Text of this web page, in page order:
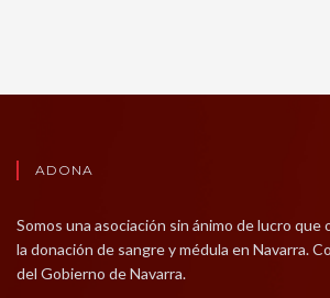
ADONA
Somos una asociación sin ánimo de lucro que
la donación de sangre y médula en Navarra.
del Gobierno de Navarra.